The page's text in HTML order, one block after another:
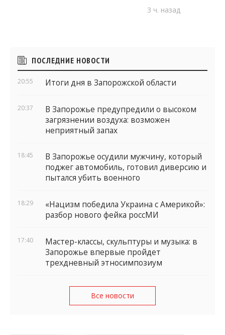
3 ч. назад
Боковые
виджеты
ПОСЛЕДНИЕ НОВОСТИ
20:55 Итоги дня в Запорожской области
20:37
В Запорожье предупредили о высоком
загрязнении воздуха: возможен
неприятный запах
18:45
В Запорожье осудили мужчину, который
поджег автомобиль, готовил диверсию и
пытался убить военного
18:29
«Нацизм победила Украина с Америкой»:
разбор нового фейка россМИ
17:40
Мастер-классы, скульптуры и музыка: в
Запорожье впервые пройдет
трехдневный этносимпозиум
Все новости